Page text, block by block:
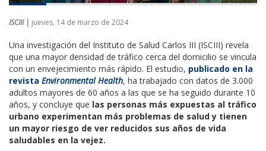
ISCIII | jueves, 14 de marzo de 2024
Una investigación del Instituto de Salud Carlos III (ISCIII) revela
que una mayor densidad de tráfico cerca del domicilio se vincula
con un envejecimiento más rápido. El estudio, publicado en la
revista Environmental Health, ha trabajado con datos de 3.000
adultos mayores de 60 años a las que se ha seguido durante 10
años, y concluye que las personas más expuestas al tráfico
urbano experimentan más problemas de salud y tienen
un mayor riesgo de ver reducidos sus años de vida
saludables en la vejez.